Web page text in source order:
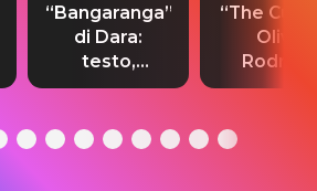
“Bangaranga”
di Dara:
testo,
traduzione e
del singolo
“The
Olivia
testo,